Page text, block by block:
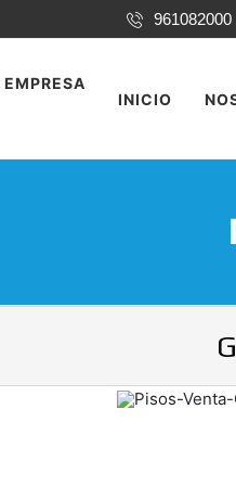
961082000
INICIO